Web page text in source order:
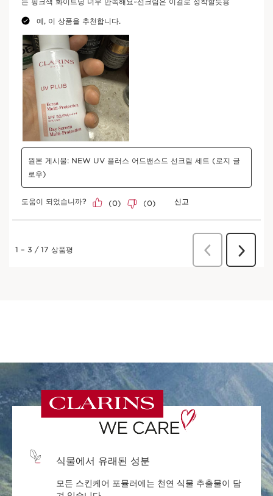
식물에서 유래된 성분
모든 스킨케어 포뮬러에는 천연 식물 추출물이 담